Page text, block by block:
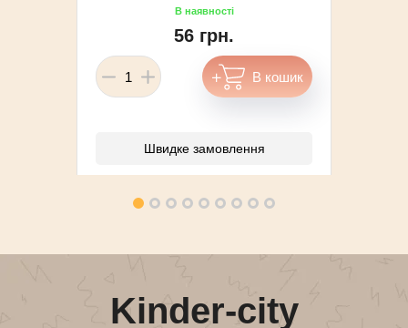
56 грн.
Швидке замовлення
Kinder-city